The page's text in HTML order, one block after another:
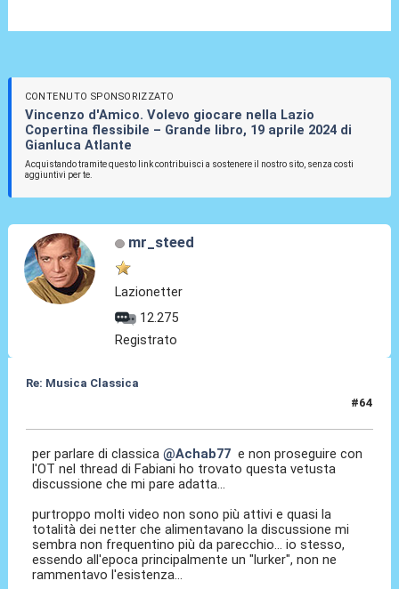
CONTENUTO SPONSORIZZATO
Vincenzo d'Amico. Volevo giocare nella Lazio
Copertina flessibile – Grande libro, 19 aprile 2024 di
Gianluca Atlante
Acquistando tramite questo link contribuisci a sostenere il nostro sito, senza costi
aggiuntivi per te.
mr_steed
Lazionetter
12.275
Registrato
Re: Musica Classica
#64
per parlare di classica@Achab77 e non proseguire con
l'OT nel thread di Fabiani ho trovato questa vetusta
discussione che mi pare adatta...
purtroppo molti video non sono più attivi e quasi la
totalità dei netter che alimentavano la discussione mi
sembra non frequentino più da parecchio... io stesso,
essendo all'epoca principalmente un "lurker", non ne
rammentavo l'esistenza...